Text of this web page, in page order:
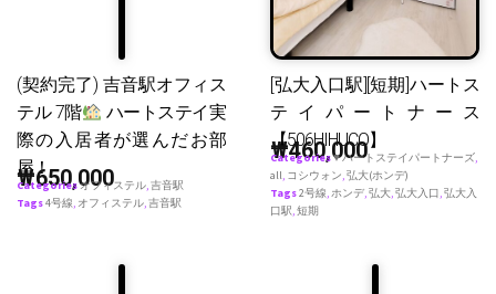
(契約完了) 吉音駅オフィス
テル 7階
ハートステイ実
際の入居者が選んだお部
屋！
₩650,000
Categoriesオフィステル,吉音駅
Tags4号線, オフィステル,吉音駅
[弘大入口駅][短期]ハートス
テイパートナース
【506HIHUCO】
₩460,000
Categories♥ ハートステイパートナーズ,
all, コシウォン,弘大(ホンデ)
Tags2号線,ホンデ,弘大,弘大入口,弘大入
口駅,短期